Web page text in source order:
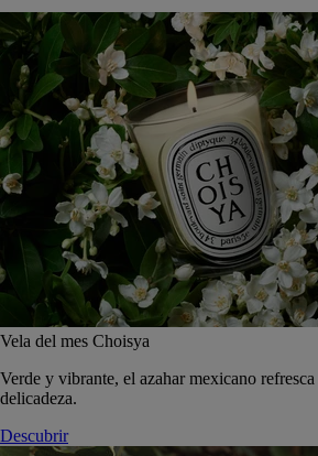
Vela del mes Choisya
Verde y vibrante, el azahar mexicano
delicadeza.
Descubrir